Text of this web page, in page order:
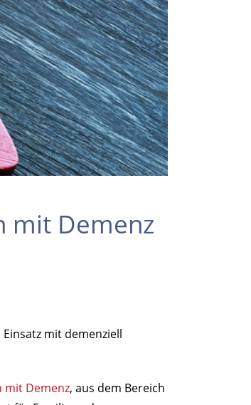
mit Demenz
mit demenziell
mit Demenz, aus dem Bereich